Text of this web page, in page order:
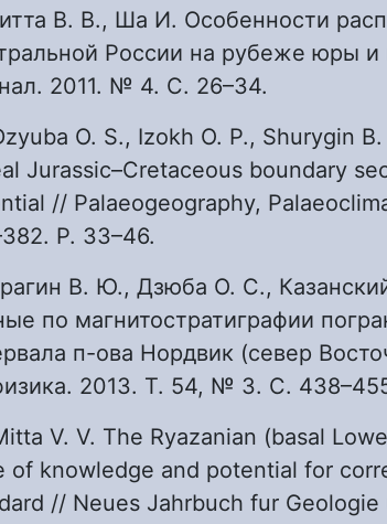
В. В., Ша И. Особенности
России на рубеже юры и
2011. № 4. С. 26–34.
O. S., Izokh O. P., Shurygin
Jurassic–Cretaceous boundary
// Palaeogeography,
P. 33–46.
В. Ю., Дзюба О. С.,
по магнитостратиграфии
п-ова Нордвик (север
2013. Т. 54, № 3. С.
V. V. The Ryazanian (basal
of knowledge and potential for
// Neues Jahrbuch fur Geologie